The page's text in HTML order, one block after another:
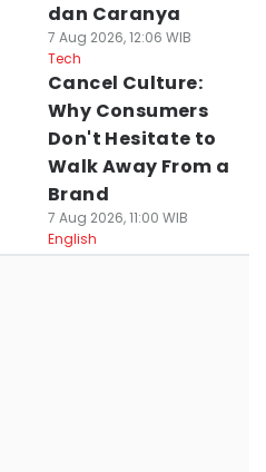
dan Caranya
7 Aug 2026, 12:06 WIB
Tech
Cancel Culture:
Why Consumers
Don't Hesitate to
Walk Away From a
Brand
7 Aug 2026, 11:00 WIB
English